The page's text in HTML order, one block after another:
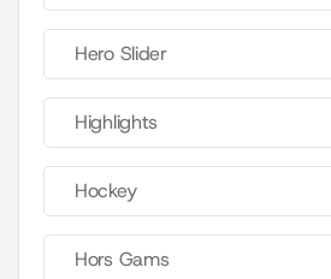
Hero Slider
Highlights
Hockey
Hors Gams